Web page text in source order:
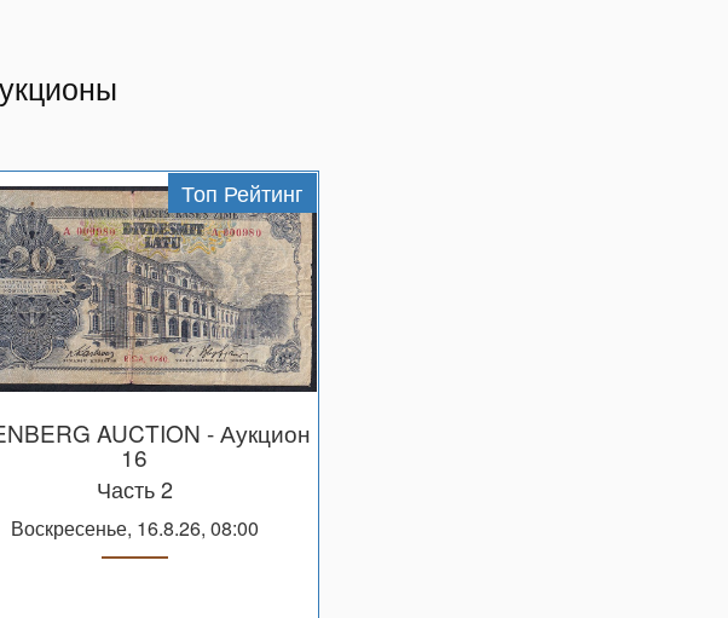
Топ Рейтинг
AUCTION - Аукцион
16
Часть 2
Воскресенье, 16.8.26, 08:00